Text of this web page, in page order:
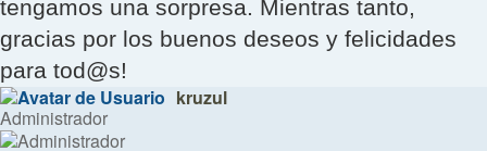
tengamos una sorpresa. Mientras tanto,
gracias por los buenos deseos y felicidades
para tod@s!
kruzul
Administrador